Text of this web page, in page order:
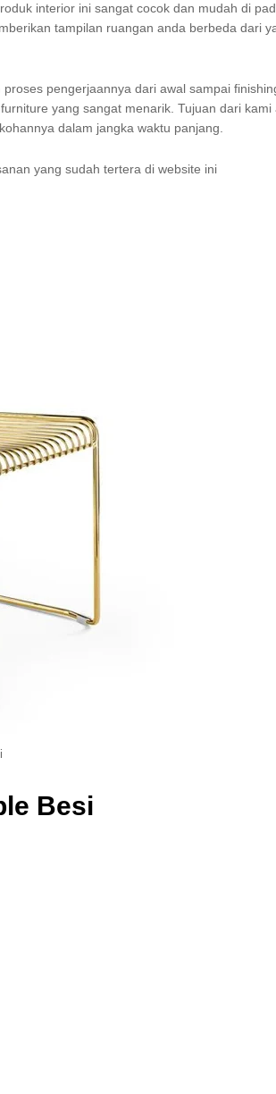
interior ini sangat cocok dan mudah di
tampilan ruangan anda berbeda dari
pengerjaannya dari awal sampai
yang sangat menarik. Tujuan dari kami
dalam jangka waktu panjang.
yang sudah tertera di website ini
Besi